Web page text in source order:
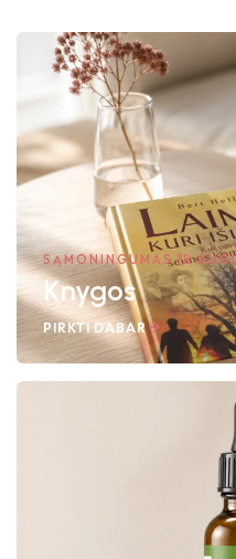
SĄMONINGUMAS IR
Knygos
PIRKTI DABAR